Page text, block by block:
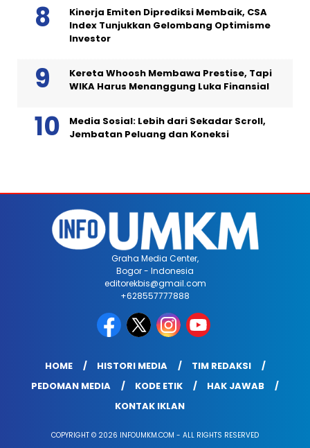
Kinerja Emiten Diprediksi Membaik, CSA
Index Tunjukkan Gelombang Optimisme
Investor
Kereta Whoosh Membawa Prestise, Tapi
WIKA Harus Menanggung Luka Finansial
Media Sosial: Lebih dari Sekadar Scroll,
Jembatan Peluang dan Koneksi
Graha Media Center,
Bogor - Indonesia
editorekbis@gmail.com
+628557777888
HOME HISTORI MEDIA
TIM REDAKSI
PEDOMAN MEDIA
KODE ETIK
HAK JAWAB
KONTAK IKLAN
COPYRIGHT © 2026 INFOUMKM.COM - ALL RIGHTS RESERVED